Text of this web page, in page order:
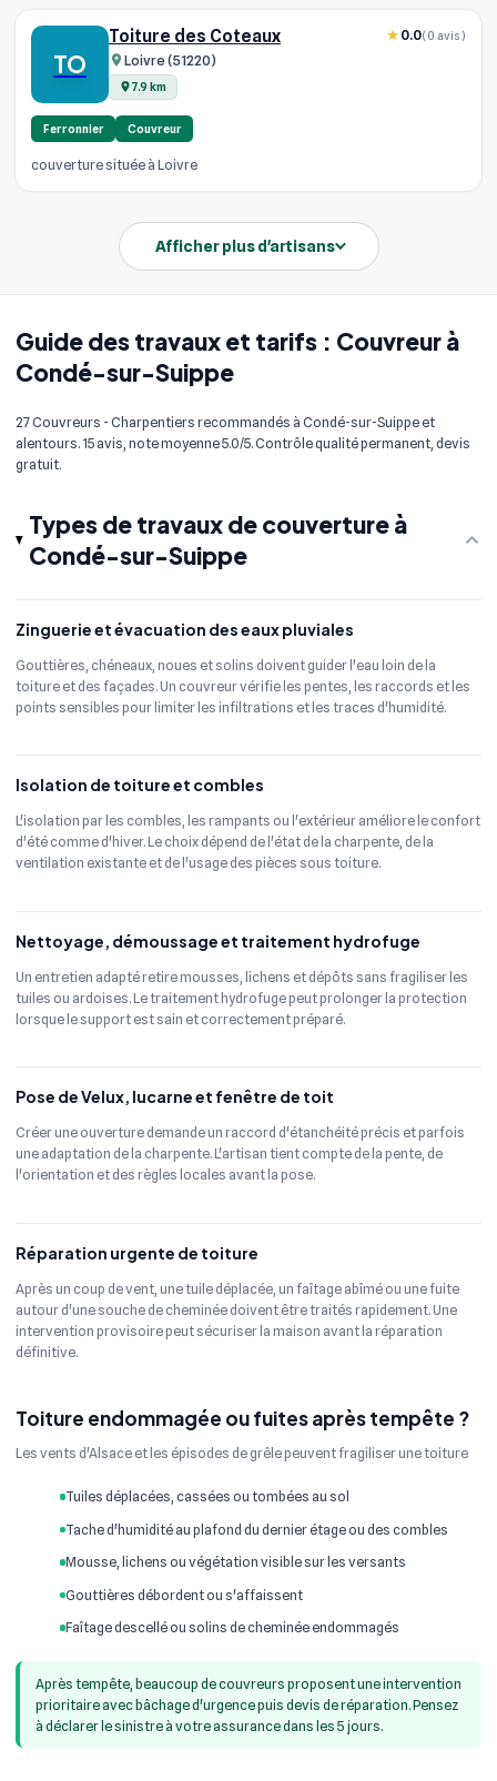
Guide des travaux et tarifs : Couvreur à
Condé-sur-Suippe
27 Couvreurs - Charpentiers recommandés à Condé-sur-Suippe et
alentours. 15 avis, note moyenne 5.0/5. Contrôle qualité permanent, devis
gratuit.
Types de travaux de couverture à
Condé-sur-Suippe
Zinguerie et évacuation des eaux pluviales
Gouttières, chéneaux, noues et solins doivent guider l'eau loin de la
toiture et des façades. Un couvreur vérifie les pentes, les raccords et les
points sensibles pour limiter les infiltrations et les traces d'humidité.
Isolation de toiture et combles
L'isolation par les combles, les rampants ou l'extérieur améliore le confort
d'été comme d'hiver. Le choix dépend de l'état de la charpente, de la
ventilation existante et de l'usage des pièces sous toiture.
Nettoyage, démoussage et traitement hydrofuge
Un entretien adapté retire mousses, lichens et dépôts sans fragiliser les
tuiles ou ardoises. Le traitement hydrofuge peut prolonger la protection
lorsque le support est sain et correctement préparé.
Pose de Velux, lucarne et fenêtre de toit
Créer une ouverture demande un raccord d'étanchéité précis et parfois
une adaptation de la charpente. L'artisan tient compte de la pente, de
l'orientation et des règles locales avant la pose.
Réparation urgente de toiture
Après un coup de vent, une tuile déplacée, un faîtage abîmé ou une fuite
autour d'une souche de cheminée doivent être traités rapidement. Une
intervention provisoire peut sécuriser la maison avant la réparation
définitive.
Toiture endommagée ou fuites après tempête ?
Les vents d'Alsace et les épisodes de grêle peuvent fragiliser une toiture
Tuiles déplacées, cassées ou tombées au sol
Tache d'humidité au plafond du dernier étage ou des combles
Mousse, lichens ou végétation visible sur les versants
Gouttières débordent ou s'affaissent
Faîtage descellé ou solins de cheminée endommagés
Après tempête, beaucoup de couvreurs proposent une intervention
prioritaire avec bâchage d'urgence puis devis de réparation. Pensez
à déclarer le sinistre à votre assurance dans les 5 jours.
TO
Toiture des Coteaux
Loivre (51220)
7.9 km
0.0(0 avis)
Ferronnier Couvreur
couverture située à Loivre
Afficher plus d'artisans